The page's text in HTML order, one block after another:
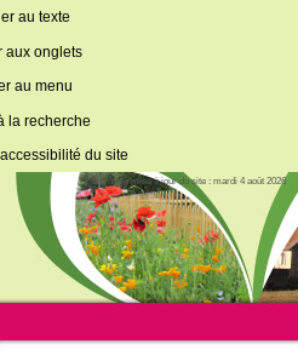
au texte
aux onglets
au menu
la recherche
du site
Dernière mise à jour du site : mardi 4 août 2026